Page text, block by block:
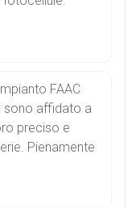
FAAC
sono affidato a
preciso e
Pienamente